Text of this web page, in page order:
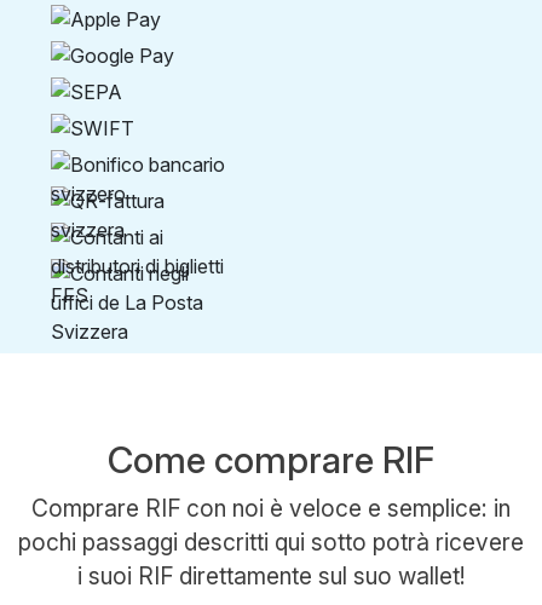
Come comprare RIF
Comprare RIF con noi è veloce e semplice: in
pochi passaggi descritti qui sotto potrà ricevere
i suoi RIF direttamente sul suo wallet!